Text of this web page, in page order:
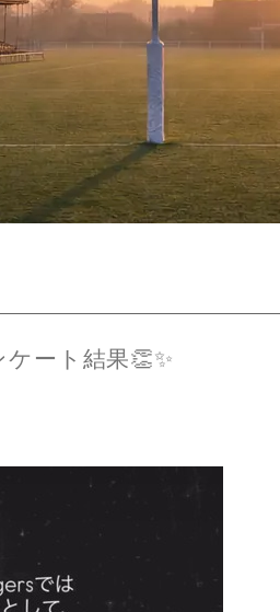
ート結果👏✨